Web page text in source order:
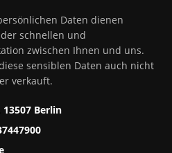
Daten dienen
schnellen und
zwischen Ihnen und uns.
sensiblen Daten auch nicht
verkauft.
Berlin